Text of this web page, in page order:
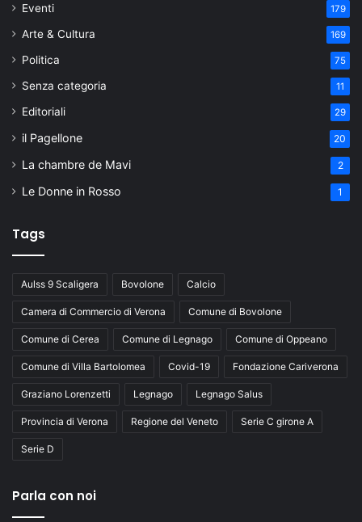
Eventi 179
Arte & Cultura 169
Politica 75
Senza categoria 11
Editoriali 29
il Pagellone 20
La chambre de Mavi 2
Le Donne in Rosso 1
Tags
Aulss 9 Scaligera Bovolone Calcio
Camera di Commercio di Verona Comune di Bovolone
Comune di Cerea Comune di Legnago Comune di Oppeano
Comune di Villa Bartolomea Covid-19 Fondazione Cariverona
Graziano Lorenzetti Legnago Legnago Salus
Provincia di Verona Regione del Veneto Serie C girone A
Serie D
Parla con noi